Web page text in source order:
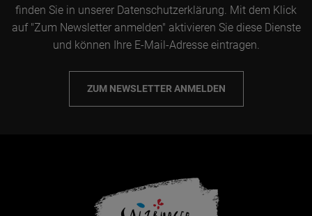
finden Sie in unserer Datenschutzerklärung. Mit dem Klick
auf "Zum Newsletter anmelden" aktivieren Sie diese Dienste
und können Ihre E-Mail-Adresse eintragen.
ZUM NEWSLETTER ANMELDEN